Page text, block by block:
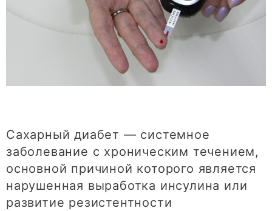
Сахарный диабет — системное
заболевание с хроническим течением,
основной причиной которого является
нарушенная выработка инсулина или
развитие резистентности